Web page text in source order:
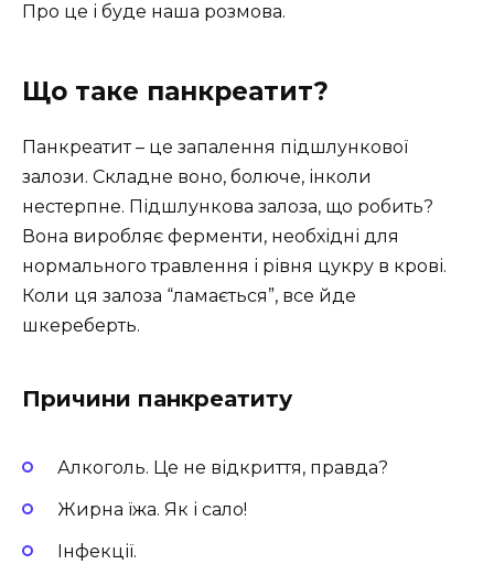
Про це і буде наша розмова.
Що таке панкреатит?
Панкреатит – це запалення підшлункової
залози. Складне воно, болюче, інколи
нестерпне. Підшлункова залоза, що робить?
Вона виробляє ферменти, необхідні для
нормального травлення і рівня цукру в крові.
Коли ця залоза “ламається”, все йде
шкереберть.
Причини панкреатиту
Алкоголь. Це не відкриття, правда?
Жирна їжа. Як і сало!
Інфекції.